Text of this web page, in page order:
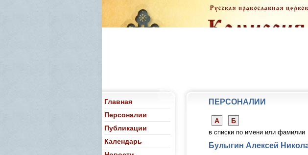
Главная
Персоналии
Публикации
Календарь
ПЕРСОНАЛИИ
А Б
в списки по имени или фамилии
Булыгин Алексей